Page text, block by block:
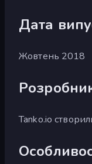
Дата
Жовтень 2018
Tanko.io